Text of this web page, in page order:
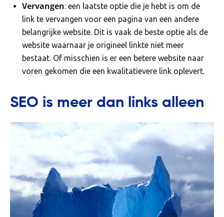
Vervangen: een laatste optie die je hebt is om de
link te vervangen voor een pagina van een andere
belangrijke website. Dit is vaak de beste optie als de
website waarnaar je origineel linkte niet meer
bestaat. Of misschien is er een betere website naar
voren gekomen die een kwalitatievere link oplevert.
SEO is meer dan links alleen